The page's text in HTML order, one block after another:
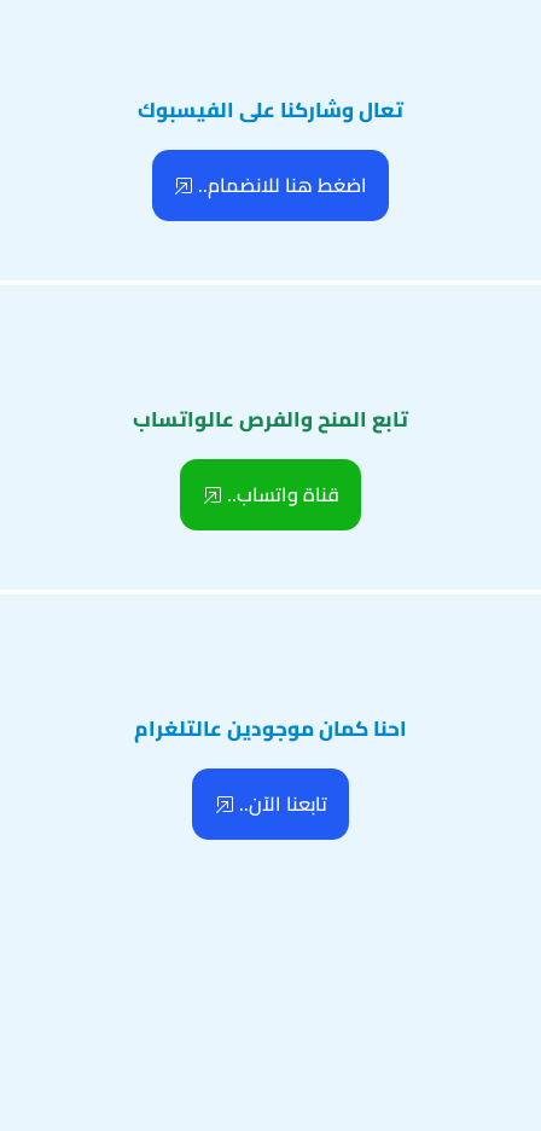
تعال وشاركنا على الفيسبوك
اضغط هنا للانضمام..
تابع المنح والفرص عالواتساب
قناة واتساب..
احنا كمان موجودين عالتلغرام
تابعنا الآن..